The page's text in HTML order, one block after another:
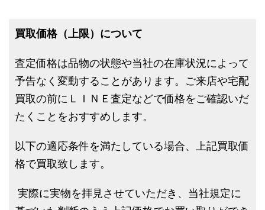
買取価格（上限）について
査定価格は品物の状態や当社の在庫状況によって
予告なく変動することがあります。ご来店や宅配
買取の前にＬＩＮＥ査定などで価格をご確認いだ
たくことをおすすめします。
以下の適応条件を満たしている場合、上記買取価
格で買取致します。
実際に実物を拝見させていただき、当社規定に